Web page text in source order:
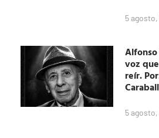
5
Alfonso
voz
reír.
5